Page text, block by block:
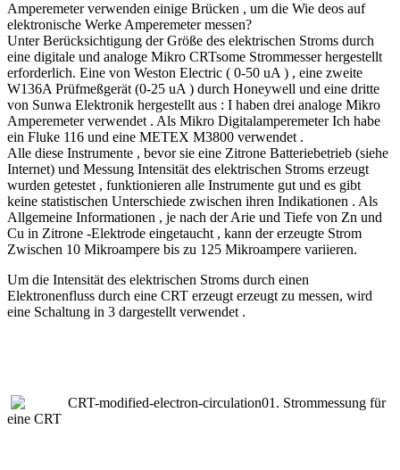
Amperemeter verwenden einige Brücken , um die Wie deos auf
elektronische Werke Amperemeter messen?
Unter Berücksichtigung der Größe des elektrischen Stroms durch
eine digitale und analoge Mikro CRTsome Strommesser hergestellt
erforderlich. Eine von Weston Electric ( 0-50 uA ) , eine zweite
W136A Prüfmeßgerät (0-25 uA ) durch Honeywell und eine dritte
von Sunwa Elektronik hergestellt aus : I haben drei analoge Mikro
Amperemeter verwendet . Als Mikro Digitalamperemeter Ich habe
ein Fluke 116 und eine METEX M3800 verwendet .
Alle diese Instrumente , bevor sie eine Zitrone Batteriebetrieb (siehe
Internet) und Messung Intensität des elektrischen Stroms erzeugt
wurden getestet , funktionieren alle Instrumente gut und es gibt
keine statistischen Unterschiede zwischen ihren Indikationen . Als
Allgemeine Informationen , je nach der Arie und Tiefe von Zn und
Cu in Zitrone -Elektrode eingetaucht , kann der erzeugte Strom
Zwischen 10 Mikroampere bis zu 125 Mikroampere variieren.
Um die Intensität des elektrischen Stroms durch einen
Elektronenfluss durch eine CRT erzeugt erzeugt zu messen, wird
eine Schaltung in 3 dargestellt verwendet .
. Strommessung für
eine CRT